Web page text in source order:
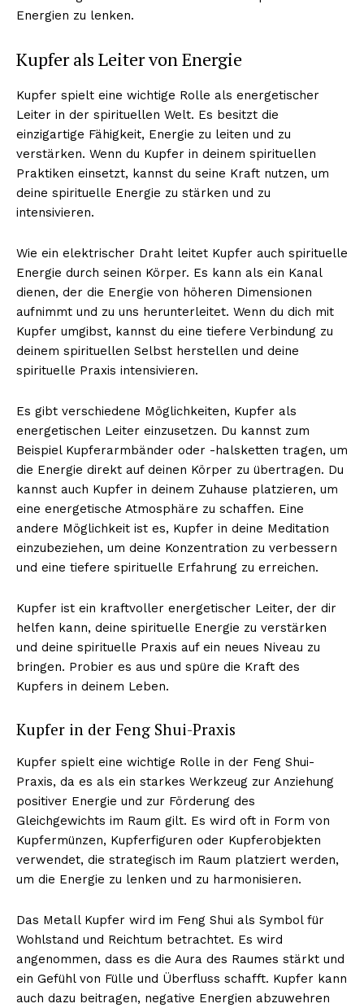
Energien zu lenken.
Kupfer als Leiter von Energie
Kupfer spielt eine wichtige Rolle als energetischer
Leiter in der spirituellen Welt. Es besitzt die
einzigartige Fähigkeit, Energie zu leiten und zu
verstärken. Wenn du Kupfer in deinem spirituellen
Praktiken einsetzt, kannst du seine Kraft nutzen, um
deine spirituelle Energie zu stärken und zu
intensivieren.
Wie ein elektrischer Draht leitet Kupfer auch spirituelle
Energie durch seinen Körper. Es kann als ein Kanal
dienen, der die Energie von höheren Dimensionen
aufnimmt und zu uns herunterleitet. Wenn du dich mit
Kupfer umgibst, kannst du eine tiefere Verbindung zu
deinem spirituellen Selbst herstellen und deine
spirituelle Praxis intensivieren.
Es gibt verschiedene Möglichkeiten, Kupfer als
energetischen Leiter einzusetzen. Du kannst zum
Beispiel Kupferarmbänder oder -halsketten tragen, um
die Energie direkt auf deinen Körper zu übertragen. Du
kannst auch Kupfer in deinem Zuhause platzieren, um
eine energetische Atmosphäre zu schaffen. Eine
andere Möglichkeit ist es, Kupfer in deine Meditation
einzubeziehen, um deine Konzentration zu verbessern
und eine tiefere spirituelle Erfahrung zu erreichen.
Kupfer ist ein kraftvoller energetischer Leiter, der dir
helfen kann, deine spirituelle Energie zu verstärken
und deine spirituelle Praxis auf ein neues Niveau zu
bringen. Probier es aus und spüre die Kraft des
Kupfers in deinem Leben.
Kupfer in der Feng Shui-Praxis
Kupfer spielt eine wichtige Rolle in der Feng Shui-
Praxis, da es als ein starkes Werkzeug zur Anziehung
positiver Energie und zur Förderung des
Gleichgewichts im Raum gilt. Es wird oft in Form von
Kupfermünzen, Kupferfiguren oder Kupferobjekten
verwendet, die strategisch im Raum platziert werden,
um die Energie zu lenken und zu harmonisieren.
Das Metall Kupfer wird im Feng Shui als Symbol für
Wohlstand und Reichtum betrachtet. Es wird
angenommen, dass es die Aura des Raumes stärkt und
ein Gefühl von Fülle und Überfluss schafft. Kupfer kann
auch dazu beitragen, negative Energien abzuwehren